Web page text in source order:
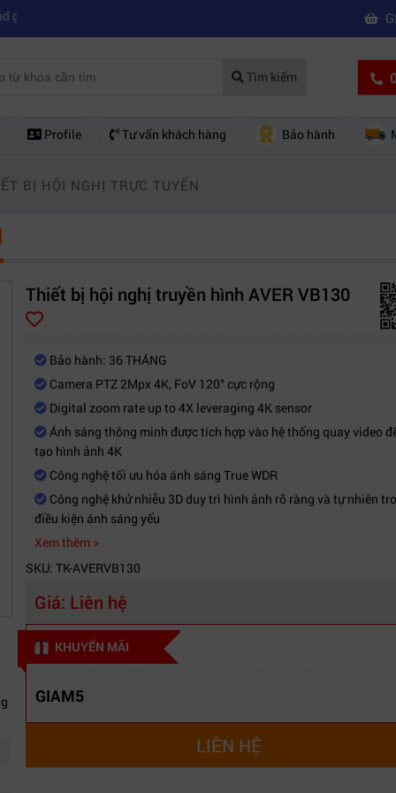
của hãng nào? Mách bạn 5 cách khắc phục laptop không kết nối
Tìm kiếm
Profile Tư vấn khách hàng Bảo hành
BỊ HỘI NGHỊ TRỰC TUYẾN
Thiết bị hội nghị truyền hình AVER VB130
Bảo hành: 36 THÁNG
Camera PTZ 2Mpx 4K, FoV 120° cực rộng
Digital zoom rate up to 4X leveraging 4K sensor
Ánh sáng thông minh được tích hợp vào hệ thống quay video
tạo hình ảnh 4K
Công nghệ tối ưu hóa ánh sáng True WDR
Công nghệ khử nhiễu 3D duy trì hình ảnh rõ ràng và tự nhiên
điều kiện ánh sáng yếu
Xem thêm >
SKU: TK-AVERVB130
Giá: Liên hệ
KHUYẾN MÃI
GIAM5
LIÊN HỆ